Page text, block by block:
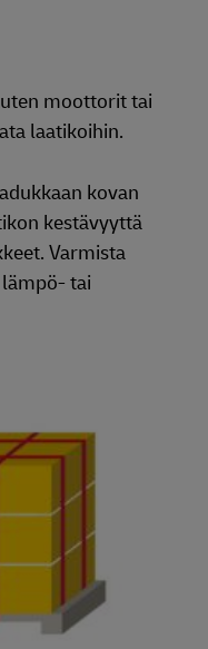
moottorit tai
laatikoihin.
kovan
kestävyyttä
Varmista
tai